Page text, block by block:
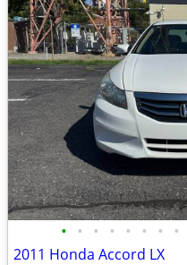
• • • • • • • •
2011 Honda Accord LX